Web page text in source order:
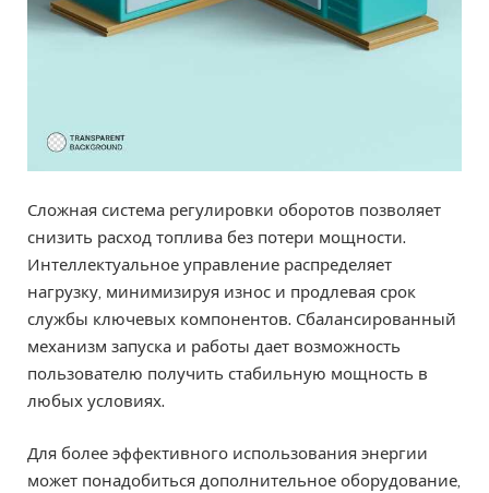
Сложная система регулировки оборотов позволяет
снизить расход топлива без потери мощности.
Интеллектуальное управление распределяет
нагрузку, минимизируя износ и продлевая срок
службы ключевых компонентов. Сбалансированный
механизм запуска и работы дает возможность
пользователю получить стабильную мощность в
любых условиях.
Для более эффективного использования энергии
может понадобиться дополнительное оборудование,